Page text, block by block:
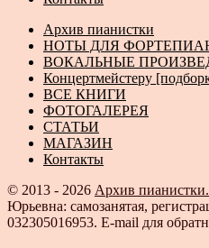
Архив пианистки
НОТЫ ДЛЯ
ВОКАЛЬНЫЕ
Концертмейстеру
ВСЕ КНИГИ
ФОТОГАЛЕРЕЯ
СТАТЬИ
МАГАЗИН
Контакты
© 2013 - 2026 Архив пианистки.
Юрьевна: самозанятая,
032305016953. E-mail для